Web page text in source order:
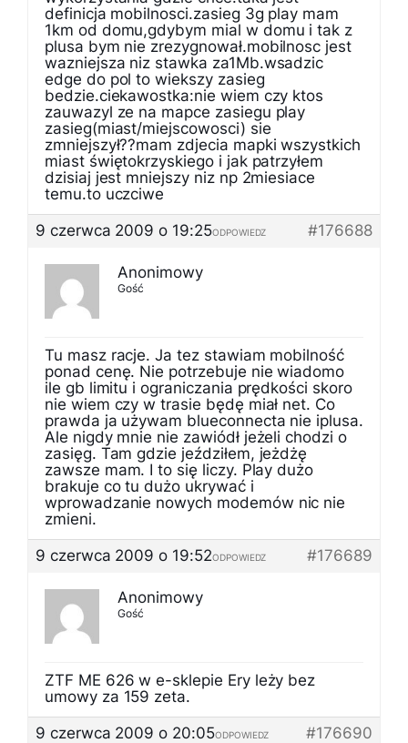
definicja mobilnosci.zasieg 3g play mam
1km od domu,gdybym mial w domu i tak z
plusa bym nie zrezygnował.mobilnosc jest
wazniejsza niz stawka za1Mb.wsadzic
edge do pol to wiekszy zasieg
bedzie.ciekawostka:nie wiem czy ktos
zauwazyl ze na mapce zasiegu play
zasieg(miast/miejscowosci) sie
zmniejszył??mam zdjecia mapki wszystkich
miast świętokrzyskiego i jak patrzyłem
dzisiaj jest mniejszy niz np 2miesiace
temu.to uczciwe
9 czerwca 2009 o 19:25
#176688
ODPOWIEDZ
Anonimowy
Gość
Tu masz racje. Ja tez stawiam mobilność
ponad cenę. Nie potrzebuje nie wiadomo
ile gb limitu i ograniczania prędkości skoro
nie wiem czy w trasie będę miał net. Co
prawda ja używam blueconnecta nie iplusa.
Ale nigdy mnie nie zawiódł jeżeli chodzi o
zasięg. Tam gdzie jeździłem, jeżdżę
zawsze mam. I to się liczy. Play dużo
brakuje co tu dużo ukrywać i
wprowadzanie nowych modemów nic nie
zmieni.
9 czerwca 2009 o 19:52
#176689
ODPOWIEDZ
Anonimowy
Gość
ZTF ME 626 w e-sklepie Ery leży bez
umowy za 159 zeta.
9 czerwca 2009 o 20:05
#176690
ODPOWIEDZ